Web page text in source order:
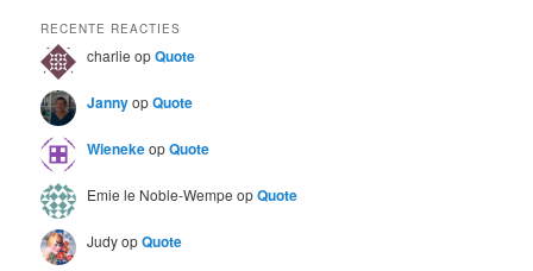
RECENTE REACTIES
charlie opQuote
JannyopQuote
WienekeopQuote
Emie le Noble-Wempe opQuote
JudyopQuote